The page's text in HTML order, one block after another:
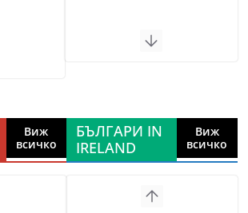
Виж
всичко
БЪЛГАРИ IN
IRELAND
Виж
всичко